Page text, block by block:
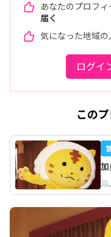
あなたのプロフ
届く
気になった地域の
ログイ
この